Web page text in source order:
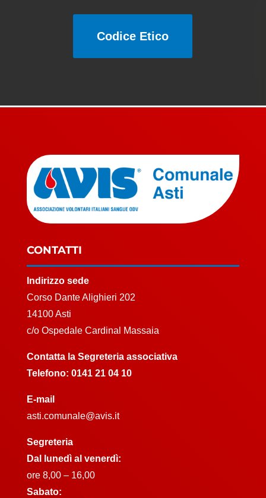
Codice Etico
CONTATTI
Indirizzo sede
Corso Dante Alighieri 202
14100 Asti
c/o Ospedale Cardinal Massaia
Contatta la Segreteria associativa
Telefono: 0141 21 04 10
E-mail
asti.comunale@avis.it
Segreteria
Dal lunedì al venerdì:
ore 8,00 – 16,00
Sabato: